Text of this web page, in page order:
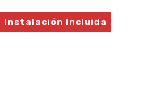
Instalación Incluida